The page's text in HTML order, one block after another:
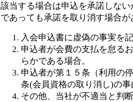
該当する場合は申込を承諾しな
であっても承諾を取り消す場合
入会申込書に虚偽の事実を
申込者が会費の支払を怠る
らかである場合。
申込者が第１５条（利用の
条(会員資格の取り消し)の
その他、当社が不適当と判